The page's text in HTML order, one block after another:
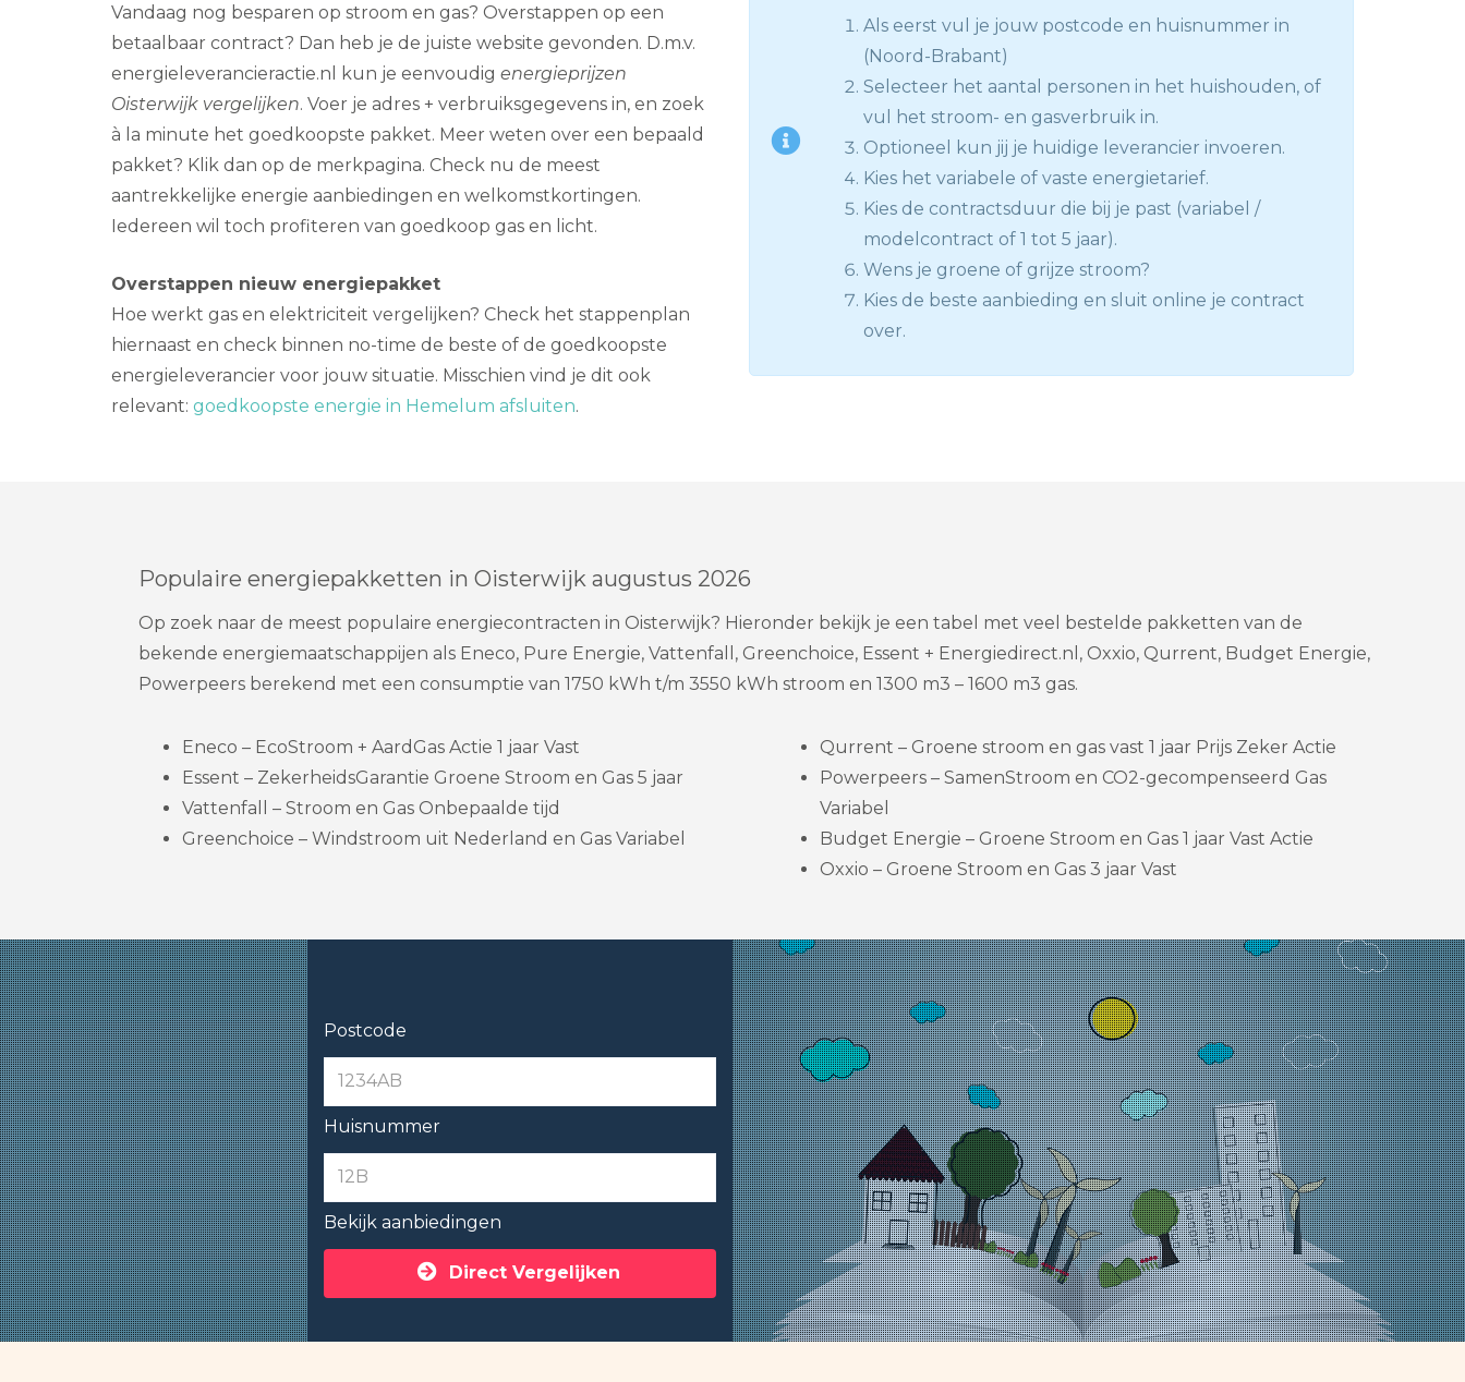
Vandaag nog besparen op stroom en gas? Overstappen op een
betaalbaar contract? Dan heb je de juiste website gevonden. D.m.v.
energieleverancieractie.nl kun je eenvoudig energieprijzen
Oisterwijk vergelijken. Voer je adres + verbruiksgegevens in, en zoek
à la minute het goedkoopste pakket. Meer weten over een bepaald
pakket? Klik dan op de merkpagina. Check nu de meest
aantrekkelijke energie aanbiedingen en welkomstkortingen.
Iedereen wil toch profiteren van goedkoop gas en licht.
Overstappen nieuw energiepakket
Hoe werkt gas en elektriciteit vergelijken? Check het stappenplan
hiernaast en check binnen no-time de beste of de goedkoopste
energieleverancier voor jouw situatie. Misschien vind je dit ook
relevant: goedkoopste energie in Hemelum afsluiten.
Als eerst vul je jouw postcode en huisnummer in
(Noord-Brabant)
Selecteer het aantal personen in het huishouden, of
vul het stroom- en gasverbruik in.
Optioneel kun jij je huidige leverancier invoeren.
Kies het variabele of vaste energietarief.
Kies de contractsduur die bij je past (variabel /
modelcontract of 1 tot 5 jaar).
Wens je groene of grijze stroom?
Kies de beste aanbieding en sluit online je contract
over.
Populaire energiepakketten in Oisterwijk augustus 2026
Op zoek naar de meest populaire energiecontracten in Oisterwijk? Hieronder bekijk je een tabel met veel bestelde pakketten van de
bekende energiemaatschappijen als Eneco, Pure Energie, Vattenfall, Greenchoice, Essent + Energiedirect.nl, Oxxio, Qurrent, Budget Energie,
Powerpeers berekend met een consumptie van 1750 kWh t/m 3550 kWh stroom en 1300 m3 – 1600 m3 gas.
Eneco – EcoStroom + AardGas Actie 1 jaar Vast
Essent – ZekerheidsGarantie Groene Stroom en Gas 5 jaar
Vattenfall – Stroom en Gas Onbepaalde tijd
Greenchoice – Windstroom uit Nederland en Gas Variabel
Qurrent – Groene stroom en gas vast 1 jaar Prijs Zeker Actie
Powerpeers – SamenStroom en CO2-gecompenseerd Gas
Variabel
Budget Energie – Groene Stroom en Gas 1 jaar Vast Actie
Oxxio – Groene Stroom en Gas 3 jaar Vast
Postcode
Huisnummer
Bekijk aanbiedingen
Direct Vergelijken